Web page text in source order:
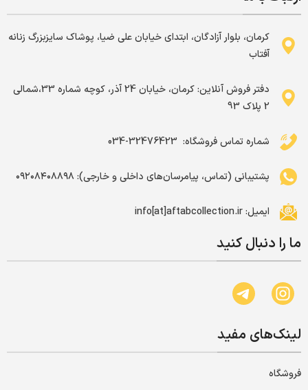
کرمان، بلوار آزادگان، ابتدای خیابان علی ضیا، پوشاک سایزبزرگ زنانه
آفتاب
دفتر فروش آنلاین: کرمان، خیابان 24 آذر، کوچه شماره 33،شمالی
2 پلاک 93
شماره تماس فروشگاه: ‌ 32476423-034
پشتیبانی (تماس، پیامرسان‌های داخلی و خارجی): ۰۹۲۰۸۴۰۸۸۹۸
ایمیل: info[at]aftabcollection.ir
ما را دنبال کنید
لینک‌های مفید
فروشگاه